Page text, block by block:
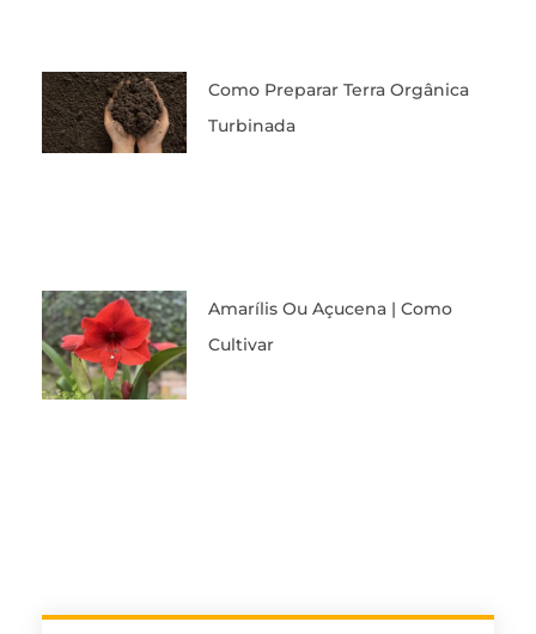
Como Preparar Terra Orgânica
Turbinada
Amarílis Ou Açucena | Como
Cultivar